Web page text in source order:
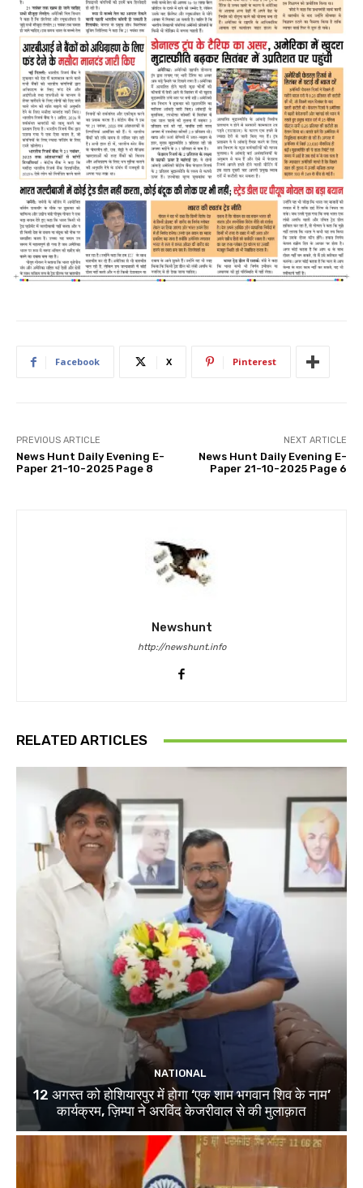
Facebook X Pinterest
PREVIOUS ARTICLE
News Hunt Daily Evening E-
Paper 21-10-2025 Page 8
NEXT ARTICLE
News Hunt Daily Evening E-
Paper 21-10-2025 Page 6
Newshunt
http://newshunt.info
RELATED ARTICLES
NATIONAL
12 अगस्त को होशियारपुर में होगा ‘एक शाम भगवान शिव के नाम’
कार्यक्रम, ज़िम्पा ने अरविंद केजरीवाल से की मुलाक़ात